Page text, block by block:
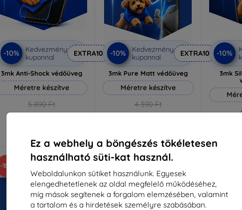
Ez a webhely a böngészés tökéletesen
használható süti-kat használ.
Weboldalunkon sütiket használunk. Egyesek
elengedhetetlenek az oldal megfelelő működéséhez,
míg mások segítenek a forgalom elemzésében, valamint
a tartalom és a hirdetések személyre szabásában.
-10%
Kedvezmény
kuponnal
EXTRA10
3mk Anti-Shock védőüveg
Méretre készítve
5 890 Ft
5 301 Ft
-10%
Kedvezmény
kuponnal
EXTRA10
3mk Pure Matt védőüveg
Méretre készítve
4 390 Ft
3 951 Ft
-10%
3mk
-10%